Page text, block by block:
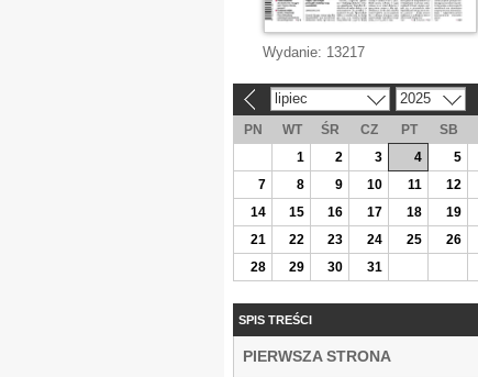
Wydanie: 13217
lipiec 2025
PN WT ŚR CZ PT SB
1
2 3 4 5
7
8 9 10 11 12
14
15 16 17 18 19
21
22 23 24 25 26
28
29 30 31
SPIS TREŚCI
PIERWSZA STRONA